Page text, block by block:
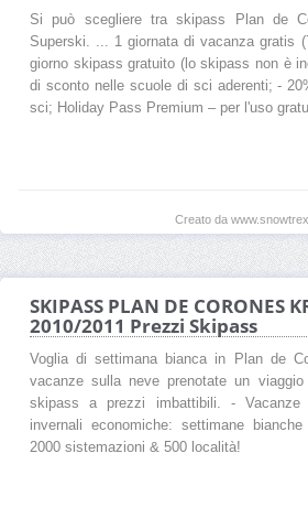
Si può scegliere tra skipass Plan de
Superski. ... 1 giornata di vacanza gratis
giorno skipass gratuito (lo skipass non è
di sconto nelle scuole di sci aderenti; -
sci; Holiday Pass Premium – per l'uso
Creato da
SKIPASS PLAN DE CORONES
2010/2011 Prezzi Skipass
Voglia di settimana bianca in Plan de
vacanze sulla neve prenotate un
skipass a prezzi imbattibili. -
invernali economiche: settimane
2000 sistemazioni & 500 località!